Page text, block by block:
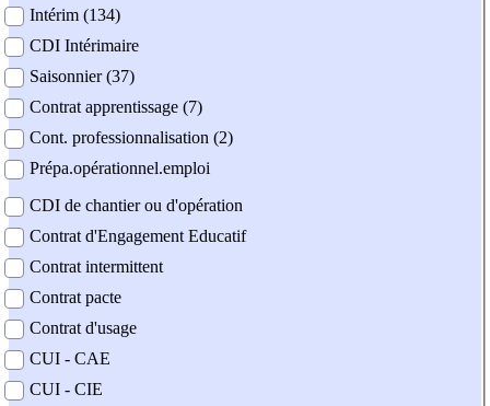
Intérim (134)
CDI Intérimaire
Saisonnier (37)
Contrat apprentissage (7)
Cont. professionnalisation (2)
Prépa.opérationnel.emploi
CDI de chantier ou d'opération
Contrat d'Engagement Educatif
Contrat intermittent
Contrat pacte
Contrat d'usage
CUI - CAE
CUI - CIE